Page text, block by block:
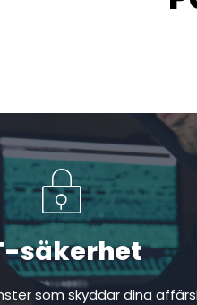
säkerhet
som skyddar dina